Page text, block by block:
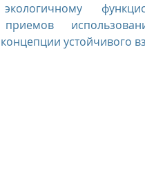
Onlink Insights
экологичному
устойчивого